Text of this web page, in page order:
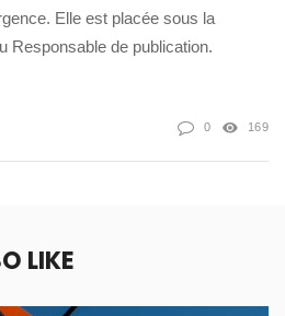
Elle est placée sous la
Responsable de publication.
0 169
LIKE